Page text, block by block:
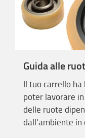
Guida alle
Il tuo carrello
poter lavorare
delle ruote
dall'ambiente in